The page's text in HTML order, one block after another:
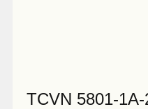
TCVN 5801-